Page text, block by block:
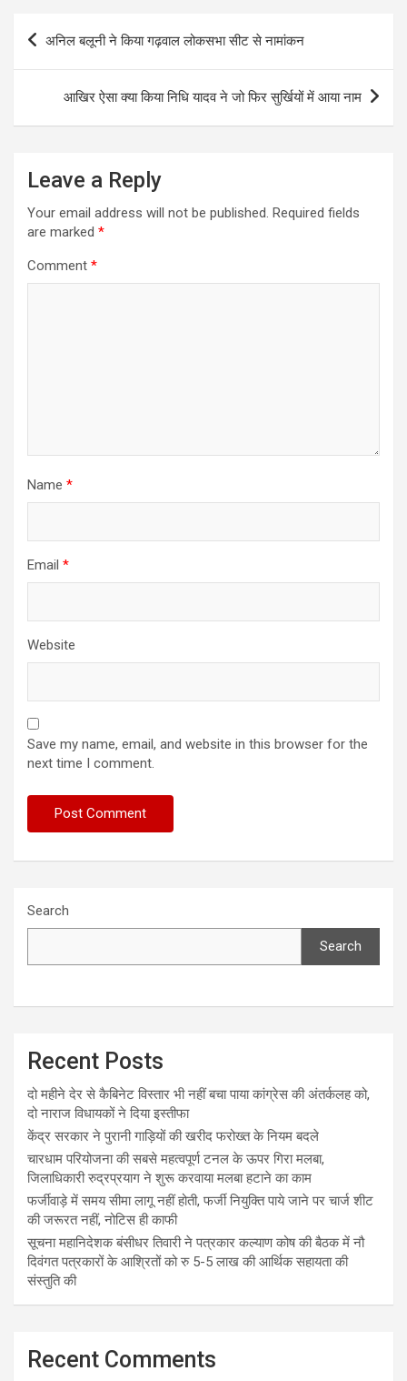
s
A
p
p
b
o
o
k
n
g
e
e
r
g
r
a
m
Post
navigation
अनिल बलूनी ने किया गढ़वाल लोकसभा सीट से नामांकन
आखिर ऐसा क्या किया निधि यादव ने जो फिर सुर्खियों में आया नाम
Leave a Reply
Your email address will not be published. Required fields
are marked *
Comment *
Name *
Email *
Website
Save my name, email, and website in this browser for the
next time I comment.
Search
Search
Recent Posts
दो महीने देर से कैबिनेट विस्तार भी नहीं बचा पाया कांग्रेस की अंतर्कलह को,
दो नाराज विधायकों ने दिया इस्तीफा
केंद्र सरकार ने पुरानी गाड़ियों की खरीद फरोख्त के नियम बदले
चारधाम परियोजना की सबसे महत्वपूर्ण टनल के ऊपर गिरा मलबा,
जिलाधिकारी रुद्रप्रयाग ने शुरू करवाया मलबा हटाने का काम
फर्जीवाड़े में समय सीमा लागू नहीं होती, फर्जी नियुक्ति पाये जाने पर चार्ज शीट
की जरूरत नहीं, नोटिस ही काफी
सूचना महानिदेशक बंसीधर तिवारी ने पत्रकार कल्याण कोष की बैठक में नौ
दिवंगत पत्रकारों के आश्रितों को रु 5-5 लाख की आर्थिक सहायता की
संस्तुति की
Recent Comments